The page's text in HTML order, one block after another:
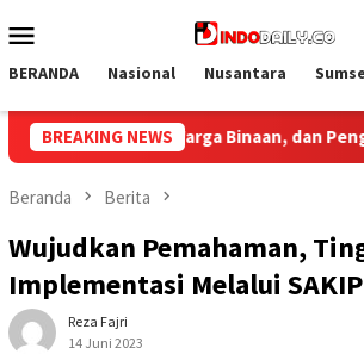
ke
Mobile
BERANDA Nasional Nusantara
BREAKING NEWS
Bupati Muba Sambut Aspirasi
Beranda Berita
Wujudkan Pemahaman,
Implementasi Melalui SAKIP
Reza Fajri
14 Juni 2023